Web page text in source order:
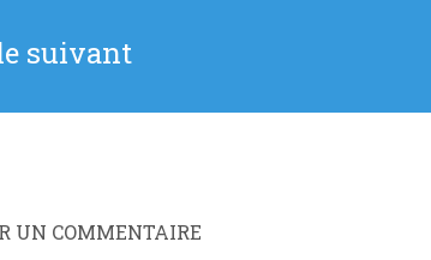
suivant
UN COMMENTAIRE